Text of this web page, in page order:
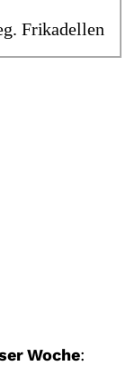
Frikadellen
Woche: